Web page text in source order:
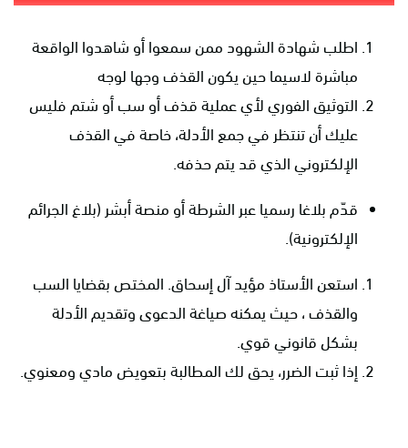
اطلب شهادة الشهود ممن سمعوا أو شاهدوا الواقعة
مباشرة لاسيما حين يكون القذف وجها لوجه
التوثيق الفوري لأي عملية قذف أو سب أو شتم فليس
عليك أن تنتظر في جمع الأدلة، خاصة في القذف
الإلكتروني الذي قد يتم حذفه.
قدّم بلاغا رسميا عبر الشرطة أو منصة أبشر (بلاغ الجرائم
الإلكترونية).
استعن الأستاذ مؤيد آل إسحاق. المختص بقضايا السب
والقذف ، حيث يمكنه صياغة الدعوى وتقديم الأدلة
بشكل قانوني قوي.
إذا ثبت الضرر، يحق لك المطالبة بتعويض مادي ومعنوي.